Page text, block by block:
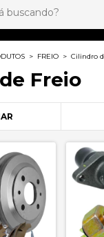
> FREIO > Cilindro
Freio